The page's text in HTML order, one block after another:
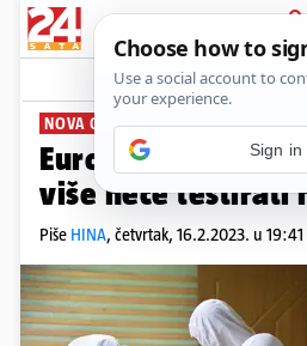
News
NOVA ODLUKA
Europska unija
više neće testirati
Piše HINA, četvrtak, 16.2.2023. u 19:41